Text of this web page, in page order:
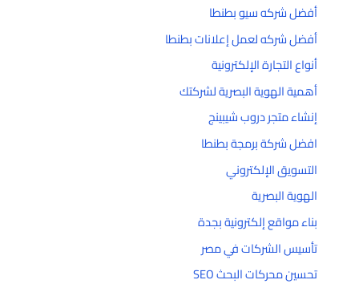
أفضل شركه سيو بطنطا
أفضل شركه لعمل إعلانات بطنطا
أنواع التجارة الإلكترونية
أهمية الهوية البصرية لشركتك
إنشاء متجر دروب شيبينج
افضل شركة برمجة بطنطا
التسويق الإلكتروني
الهوية البصرية
بناء مواقع إلكترونية بجدة
تأسيس الشركات في مصر
تحسين محركات البحث SEO